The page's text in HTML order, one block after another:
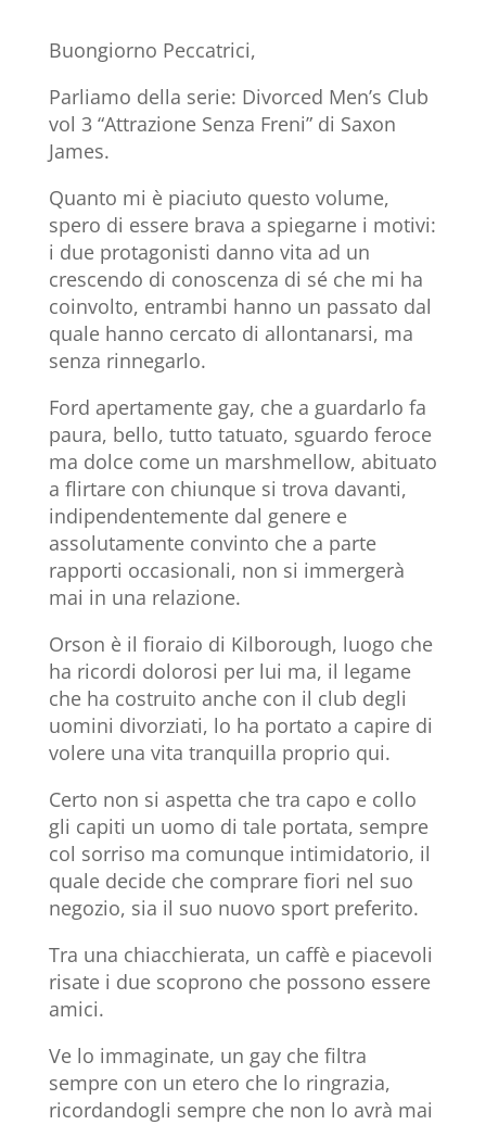
Buongiorno Peccatrici,
Parliamo della serie: Divorced Men’s Club
vol 3 “Attrazione Senza Freni” di Saxon
James.
Quanto mi è piaciuto questo volume,
spero di essere brava a spiegarne i motivi:
i due protagonisti danno vita ad un
crescendo di conoscenza di sé che mi ha
coinvolto, entrambi hanno un passato dal
quale hanno cercato di allontanarsi, ma
senza rinnegarlo.
Ford apertamente gay, che a guardarlo fa
paura, bello, tutto tatuato, sguardo feroce
ma dolce come un marshmellow, abituato
a flirtare con chiunque si trova davanti,
indipendentemente dal genere e
assolutamente convinto che a parte
rapporti occasionali, non si immergerà
mai in una relazione.
Orson è il fioraio di Kilborough, luogo che
ha ricordi dolorosi per lui ma, il legame
che ha costruito anche con il club degli
uomini divorziati, lo ha portato a capire di
volere una vita tranquilla proprio qui.
Certo non si aspetta che tra capo e collo
gli capiti un uomo di tale portata, sempre
col sorriso ma comunque intimidatorio, il
quale decide che comprare fiori nel suo
negozio, sia il suo nuovo sport preferito.
Tra una chiacchierata, un caffè e piacevoli
risate i due scoprono che possono essere
amici.
Ve lo immaginate, un gay che filtra
sempre con un etero che lo ringrazia,
ricordandogli sempre che non lo avrà mai